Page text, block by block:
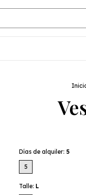
Días de alquiler: 5
5
Talle: L